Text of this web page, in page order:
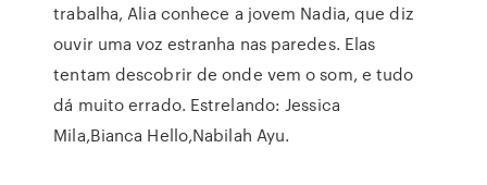
trabalha, Alia conhece a jovem Nadia, que diz
ouvir uma voz estranha nas paredes. Elas
tentam descobrir de onde vem o som, e tudo
dá muito errado. Estrelando: Jessica
Mila,Bianca Hello,Nabilah Ayu.